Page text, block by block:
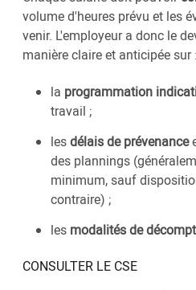
volume d'heures prévu et les
venir. L'employeur a donc le
manière claire et anticipée sur :
la programmation
travail ;
lesdélais de prévenance
des plannings
minimum, sauf
contraire) ;
les modalités de
CONSULTER LE CSE